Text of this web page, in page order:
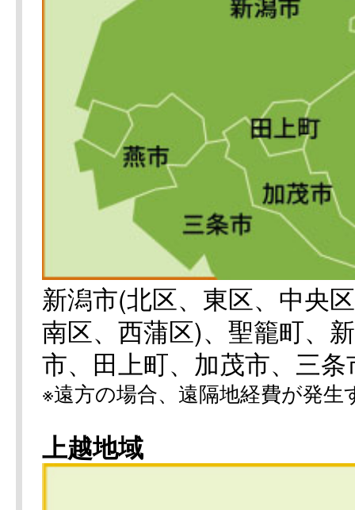
新潟市(北区、東区、中央
南区、西蒲区)、聖籠町、
市、田上町、加茂市、三
※遠方の場合、遠隔地経費が発
上越地域